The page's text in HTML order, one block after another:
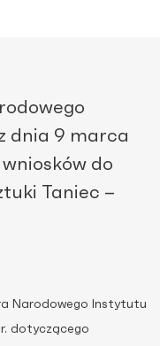
dnia 9 marca
do
Taniec –
Narodowego Instytutu
dotyczącego